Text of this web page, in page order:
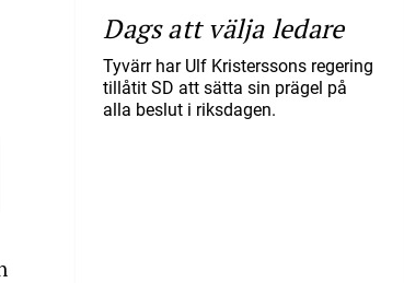
Dags att välja ledare
Tyvärr har Ulf Kristerssons regering
tillåtit SD att sätta sin prägel på
alla beslut i riksdagen.